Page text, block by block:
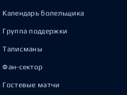
Календарь болельщика
Группа поддержки
Талисманы
Фан-сектор
Гостевые матчи